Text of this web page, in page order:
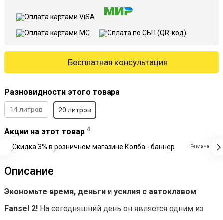
Бесплатная консультация
Разновидности этого товара
14 литров 20 литров
Акции на этот товар 4
Реклама
Описание
Экономьте время, деньги и усилия с автоклавом
Fansel 2! На сегодняшний день он является одним из